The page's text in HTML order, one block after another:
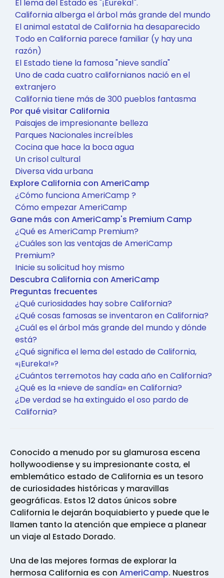
El lema del Estado es "¡Eureka!".
California alberga el árbol más grande del mundo
El animal estatal de California ha desaparecido
Todo en California parece familiar (y hay una
razón)
El Estado tiene la famosa "nieve sandía"
Uno de cada cuatro californianos nació en el
extranjero
California tiene más de 300 pueblos fantasma
Por qué visitar California
Paisajes de impresionante belleza
Parques Nacionales increíbles
Cocina que hace la boca agua
Un crisol cultural
Diversa vida urbana
Explore California con AmeriCamp
¿Cómo funciona AmeriCamp ?
Cómo empezar AmeriCamp
Gane más con AmeriCamp's Premium Camp
¿Qué es AmeriCamp Premium?
¿Cuáles son las ventajas de AmeriCamp
Premium?
Inicie su solicitud hoy mismo
Descubra California con AmeriCamp
Preguntas frecuentes
¿Qué curiosidades hay sobre California?
¿Qué cosas famosas se inventaron en California?
¿Cuál es el árbol más grande del mundo y dónde
está?
¿Qué significa el lema del estado de California,
«¡Eureka!»?
¿Cuántos terremotos hay cada año en California?
¿Qué es la «nieve de sandía» en California?
¿De verdad se ha extinguido el oso pardo de
California?
Conocido a menudo por su glamurosa escena
hollywoodiense y su impresionante costa, el
emblemático estado de California es un tesoro
de curiosidades históricas y maravillas
geográficas. Estos 12 datos únicos sobre
California le dejarán boquiabierto y puede que le
llamen tanto la atención que empiece a planear
un viaje al Estado Dorado.
Una de las mejores formas de explorar la
hermosa California es con AmeriCamp. Nuestros